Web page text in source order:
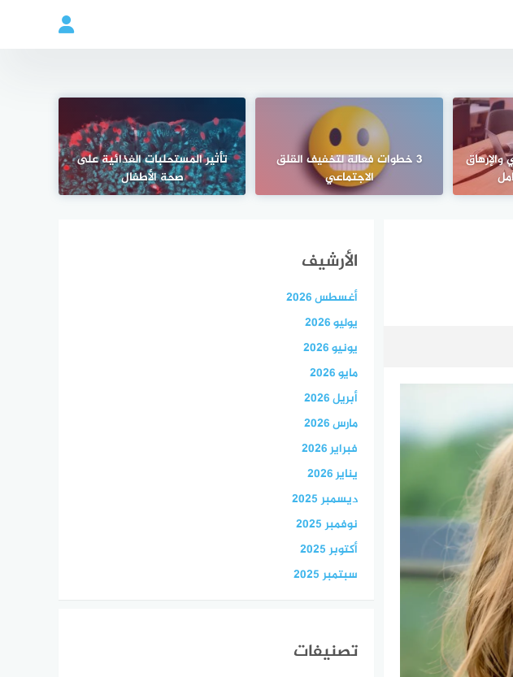
والإرهاق
3 خطوات فعالة لتخفيف القلق
الاجتماعي
تأثير المستحلبات الغذائية على
صحة الأطفال
الأرشيف
أغسطس 2026
يوليو 2026
يونيو 2026
مايو 2026
أبريل 2026
مارس 2026
فبراير 2026
يناير 2026
ديسمبر 2025
نوفمبر 2025
أكتوبر 2025
سبتمبر 2025
تصنيفات